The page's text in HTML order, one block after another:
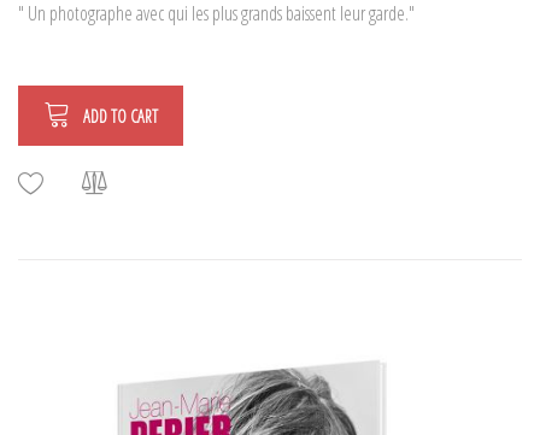
" Un photographe avec qui les plus grands baissent leur garde."
ADD TO CART